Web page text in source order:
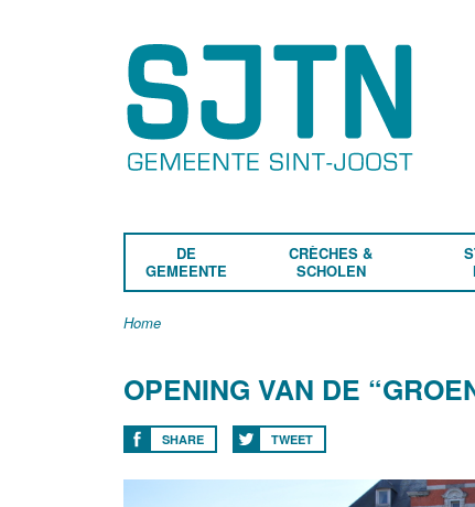
DE
GEMEENTE
CRÈCHES &
SCHOLEN
Home
OPENING VAN DE
SHARE TWEET